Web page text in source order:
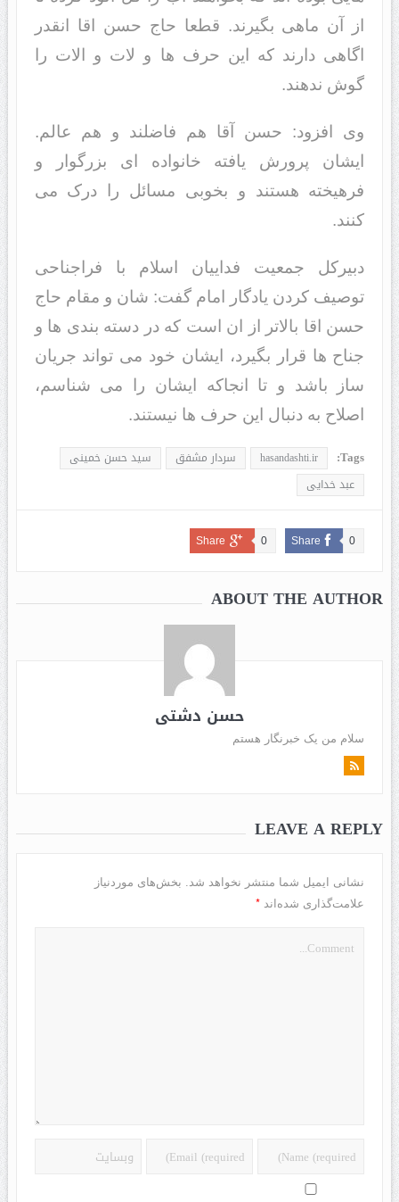
از آن ماهی بگیرند. قطعا حاج حسن اقا انقدر
اگاهی دارند که این حرف ها و لات و الات را
گوش ندهند.
وی افزود: حسن آقا هم فاضلند و هم عالم.
ایشان پرورش یافته خانواده ای بزرگوار و
فرهیخته هستند و بخوبی مسائل را درک می
کنند.
دبیرکل جمعیت فداییان اسلام با فراجناحی
توصیف کردن یادگار امام گفت: شان و مقام حاج
حسن اقا بالاتر از ان است که در دسته بندی ها و
جناح ها قرار بگیرد، ایشان خود می تواند جریان
ساز باشد و تا انجاکه ایشان را می شناسم،
اصلاح به دنبال این حرف ها نیستند.
Tags:
hasandashti.ir سردار مشفق
سید حسن خمینی
عبد خدایی
Share 0
Share 0
ABOUT THE AUTHOR
حسن دشتی
سلام من یک خبرنگار هستم
LEAVE A REPLY
نشانی ایمیل شما منتشر نخواهد شد. بخش‌های موردنیاز
علامت‌گذاری شده‌اند *